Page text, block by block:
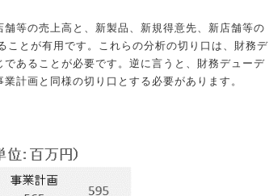
等の売上高と、新製品、新規得意先、新店舗等の
とが有用です。これらの分析の切り口は、財務デ
あることが必要です。逆に言うと、財務デューデ
計画と同様の切り口とする必要があります。